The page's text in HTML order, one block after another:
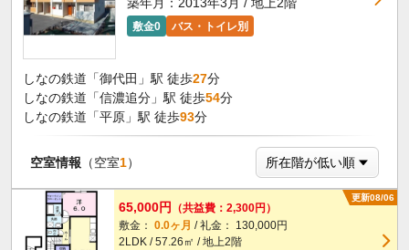
敷金0 バス・トイレ別
しなの鉄道「御代田」駅 徒歩27分
しなの鉄道「信濃追分」駅 徒歩54分
しなの鉄道「平原」駅 徒歩93分
空室情報 （空室1）
更新08/06
65,000円
（共益費：2,300円）
敷金： 0.0ヶ月 / 礼金： 130,000円
2LDK / 57.26㎡ / 地上2階